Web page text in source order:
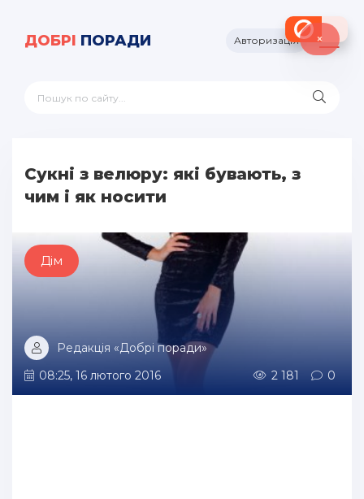
ДОБРІ ПОРАДИ Авторизація
Сукні з велюру: які бувають, з
чим і як носити
Дім
Редакція «Добрі поради»
08:25, 16 лютого 2016
2 181 0
×